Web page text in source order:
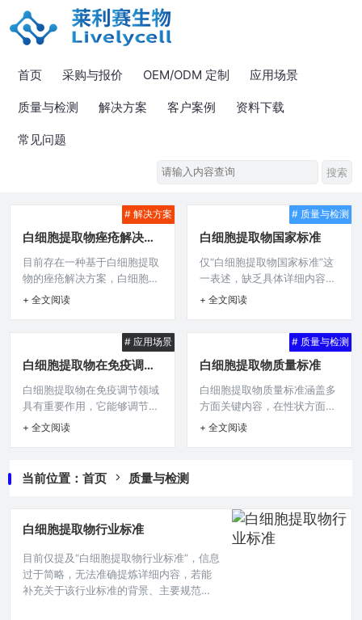
首页 采购与报价 OEM/ODM 定制 应用场景
质量与检测 解决方案 客户案例 资料下载
常见问题
# 解决方案
白细胞提取物痤疮解决方
目前存在一种基于白细胞提取
物的痤疮解决方案，白细胞提
取物或许能为治疗痤疮提供新
环境等作用机制，有望成为传
统痤疮治疗方法的补充或替代
方案，为饱受痤疮困扰的患者
带来新希望，但相关研究可能
还在持续探索阶段，其有效
性、安全性等有待进一步验
影响外貌美观，还可能给患者
带来心理上的压力，随着科学
+ 全文阅读
# 质量与检测
白细胞提取物国家标准
仅“白细胞提取物国家标准”这
一表述，缺乏具体详细内容，
无法准确生成摘要，请补充关
成分要求、质量指标、检测方
法、生产规范等相关详细信
息，这样才能形成准确完整的
摘要。白细胞是人体免疫系统
中的重要组成部分，在抵御病
原体入侵等方面发挥着关键作
+ 全文阅读
# 应用场景
白细胞提取物在免疫调节
中的作用
白细胞提取物在免疫调节领域
具有重要作用，它能够调节免
疫细胞的活性，增强机体的免
巨噬细胞等免疫细胞，促进细
胞因子的分泌，从而影响免疫
等方面展现出潜在的应用价
值，为相关疾病的治疗提供了
新的思路。免疫系统是人体抵
御外界病原体入侵的重要防
线，它的正常运作依赖于众多
+ 全文阅读
# 质量与检测
白细胞提取物质量标准
白细胞提取物质量标准涵盖多
方面关键内容，在性状方面，
需明确其外观、色泽等特征，
确保白细胞提取物质量符合要
求，保障其安全性与有效性。
白细胞提取物在医学、科研等
诸多领域有着重要的应用，然
而其质量的把控至关重要，这
直接关系到相关应用的安全性
+ 全文阅读
当前位置： 首页 质量与检测
白细胞提取物行业标准
目前仅提及“白细胞提取物行业标准”，信息
过于简略，无法准确提炼详细内容，若能
补充关于该行业标准的背景、主要规范要